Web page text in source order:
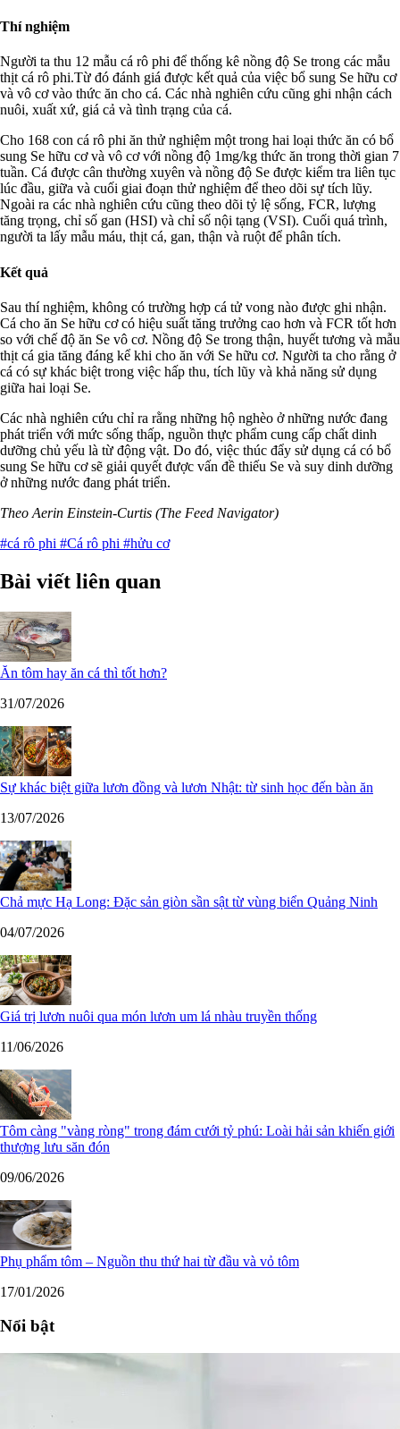
Thí nghiệm
Người ta thu 12 mẫu cá rô phi để thống kê nồng độ Se trong các mẫu
thịt cá rô phi.Từ đó đánh giá được kết quả của việc bổ sung Se hữu cơ
và vô cơ vào thức ăn cho cá. Các nhà nghiên cứu cũng ghi nhận cách
nuôi, xuất xứ, giá cả và tình trạng của cá.
Cho 168 con cá rô phi ăn thử nghiệm một trong hai loại thức ăn có bổ
sung Se hữu cơ và vô cơ với nồng độ 1mg/kg thức ăn trong thời gian 7
tuần. Cá được cân thường xuyên và nồng độ Se được kiểm tra liên tục
lúc đầu, giữa và cuối giai đoạn thử nghiệm để theo dõi sự tích lũy.
Ngoài ra các nhà nghiên cứu cũng theo dõi tỷ lệ sống, FCR, lượng
tăng trọng, chỉ số gan (HSI) và chỉ số nội tạng (VSI). Cuối quá trình,
người ta lấy mẫu máu, thịt cá, gan, thận và ruột để phân tích.
Kết quả
Sau thí nghiệm, không có trường hợp cá tử vong nào được ghi nhận.
Cá cho ăn Se hữu cơ có hiệu suất tăng trưởng cao hơn và FCR tốt hơn
so với chế độ ăn Se vô cơ. Nồng độ Se trong thận, huyết tương và mẫu
thịt cá gia tăng đáng kể khi cho ăn với Se hữu cơ. Người ta cho rằng ở
cá có sự khác biệt trong việc hấp thu, tích lũy và khả năng sử dụng
giữa hai loại Se.
Các nhà nghiên cứu chỉ ra rằng những hộ nghèo ở những nước đang
phát triển với mức sống thấp, nguồn thực phẩm cung cấp chất dinh
dưỡng chủ yếu là từ động vật. Do đó, việc thúc đẩy sử dụng cá có bổ
sung Se hữu cơ sẽ giải quyết được vấn đề thiếu Se và suy dinh dưỡng
ở những nước đang phát triển.
Theo Aerin Einstein-Curtis (The Feed Navigator)
#cá rô phi #Cá rô phi #hửu cơ
Bài viết liên quan
Ăn tôm hay ăn cá thì tốt hơn?
31/07/2026
Sự khác biệt giữa lươn đồng và lươn Nhật: từ sinh học đến bàn ăn
13/07/2026
Chả mực Hạ Long: Đặc sản giòn sần sật từ vùng biển Quảng Ninh
04/07/2026
Giá trị lươn nuôi qua món lươn um lá nhàu truyền thống
11/06/2026
Tôm càng "vàng ròng" trong đám cưới tỷ phú: Loài hải sản khiến giới
thượng lưu săn đón
09/06/2026
Phụ phẩm tôm – Nguồn thu thứ hai từ đầu và vỏ tôm
17/01/2026
Nổi bật